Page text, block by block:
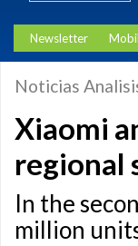
Newsletter
Noticias
Xiaomi
regional
In the
million